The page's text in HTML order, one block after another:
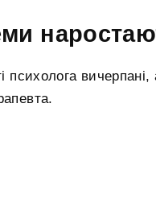
психолога